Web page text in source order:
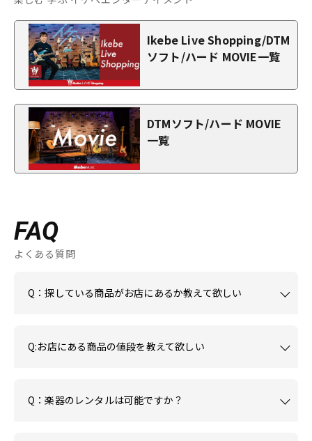
Ikebe Live Shopping/DTM
ソフト/ハード MOVIE一覧
DTMソフト/ハード MOVIE
一覧
FAQ
よくある質問
Q：探している商品がお店にあるか教えて欲しい
Q:お店にある商品の値段を教えて欲しい
Q：楽器のレンタルは可能ですか？